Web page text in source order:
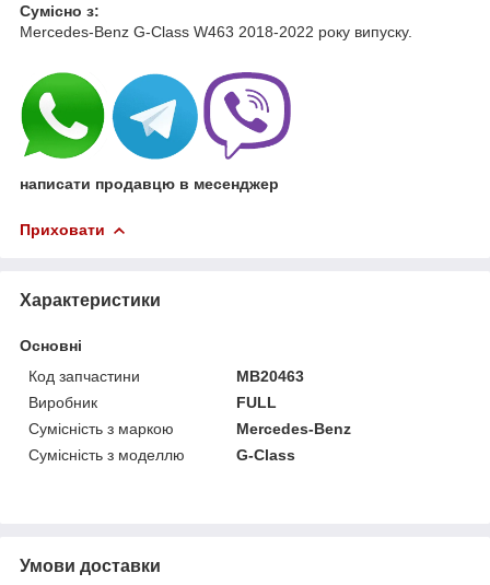
Cумісно з:
Mercedes-Benz G-Class W463 2018-2022 року випуску.
написати продавцю в месенджер
Приховати
Характеристики
Основні
Код запчастини
MB20463
Виробник
FULL
Сумісність з маркою
Mercedes-Benz
Сумісність з моделлю
G-Class
Умови доставки